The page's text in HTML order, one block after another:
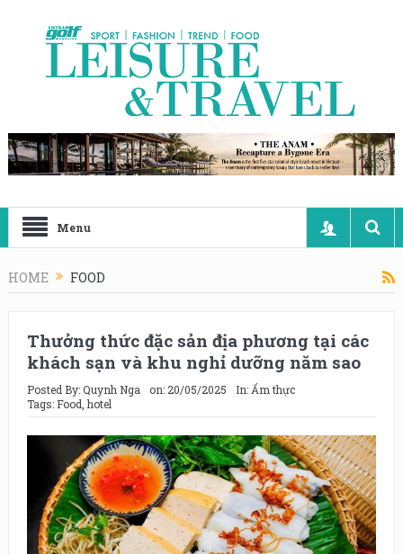
Menu
HOME FOOD
Thưởng thức đặc sản địa phương tại các
khách sạn và khu nghỉ dưỡng năm sao
Posted By:Quynh Nga on: 20/05/2025 In: Ẩm thực
Tags: Food hotel